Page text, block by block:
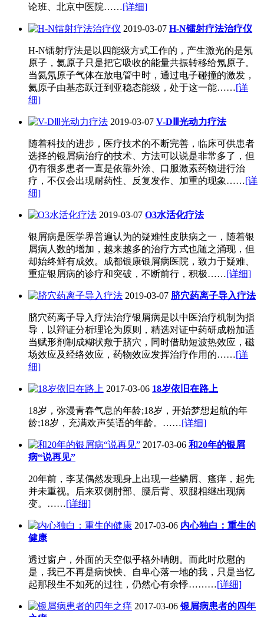
论班、北京中医院……[详细]
2019-03-07 H-N镭射疗法治疗仪
H-N镭射疗法是以四能级方式工作的，产生激光的是氖
原子，氦原子只是把它吸收的能量共振转移给氖原子。
当氦氖原子气体在放电管中时，通过电子碰撞的激发，
氦原子由基态跃迁到亚稳态能级，处于这一能……[详
细]
2019-03-07 V-DⅢ光动力疗法
随着科技的进步，医疗技术的不断完善，临床可供患者
选择的银屑病治疗的技术、方法可以说是非常多了，但
仍有很多患者一直是依靠外涂、口服激素药物进行治
疗，不仅会出现耐药性、反复发作、加重的现象……[详
细]
2019-03-07 O3水活化疗法
银屑病是医学界普遍认为的疑难性皮肤病之一，随着银
屑病人数的增加，越来越多的治疗方式也随之涌现，但
却始终鲜有成效。成都银康银屑病医院，致力于疑难、
重症银屑病的诊疗和突破，不断前行，积极……[详细]
2019-03-07 脐穴药离子导入疗法
脐穴药离子导入疗法治疗银屑病是以中医治疗机制为指
导，以辩证分析理论为原则，精选对证中药研成粉加适
当赋形剂制成糊状敷于脐穴，同时借助短波热效应，磁
场效应及经络效应，药物效应发挥治疗作用的……[详
细]
2017-03-06 18岁依旧在路上
18岁，弥漫青春气息的年龄;18岁，开始梦想起航的年
龄;18岁，充满欢声笑语的年龄。……[详细]
2017-03-06 和20年的银屑
病“说再见”
20年前，李某偶然发现身上出现一些鳞屑、瘙痒，起先
并未重视。后来双侧肘部、腰后背、双腿相继出现病
变。……[详细]
2017-03-06 内心独白：重生的
健康
透过窗户，外面的天空似乎格外晴朗。而此时欣慰的
是，我已不再是病怏怏、自卑心落一地的我，只是当忆
起那段生不如死的过往，仍然心有余悸………[详细]
2017-03-06 银屑病患者的四年